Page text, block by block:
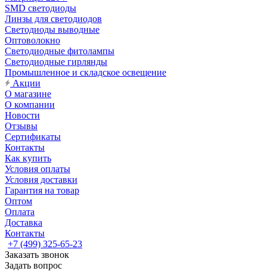
SMD светодиоды
Линзы для светодиодов
Светодиоды выводные
Оптоволокно
Светодиодные фитолампы
Светодиодные гирлянды
Промышленное и складское освещение
Акции
О магазине
О компании
Новости
Отзывы
Сертификаты
Контакты
Как купить
Условия оплаты
Условия доставки
Гарантия на товар
Оптом
Оплата
Доставка
Контакты
+7 (499) 325-65-23
Заказать звонок
Задать вопрос